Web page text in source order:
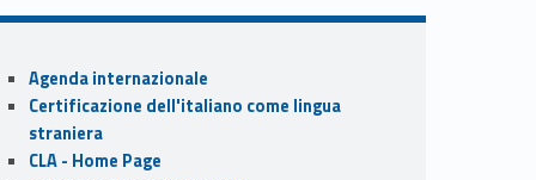
Sidebar
Agenda internazionale
Certificazione dell'italiano come lingua
straniera
CLA - Home Page